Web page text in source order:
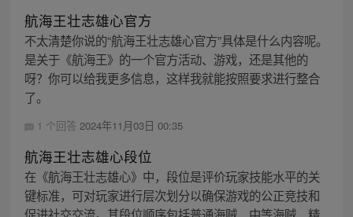
航海王壮志雄心官方
不太清楚你说的“航海王壮志雄心官方”具体是什么内容呢。
是关于《航海王》的一个官方活动、游戏，还是其他的
呀？你可以给我更多信息，这样我就能按照要求进行整合
了。
1 个回答 2024年11月03日 00:35
航海王壮志雄心段位
在《航海王壮志雄心》中，段位是评价玩家技能水平的关
键标准，可对玩家进行层次划分以确保游戏的公正竞技和